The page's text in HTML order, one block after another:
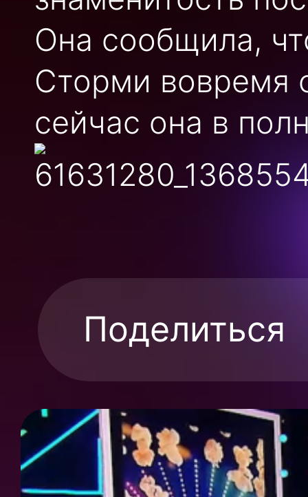
Она сообщила,
Сторми вовремя
сейчас она в
Поделиться